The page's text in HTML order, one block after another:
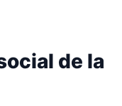
de la